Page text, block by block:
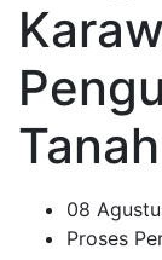
08
Proses